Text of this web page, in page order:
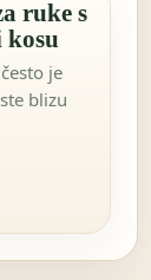
ruke s
kosu
je
blizu